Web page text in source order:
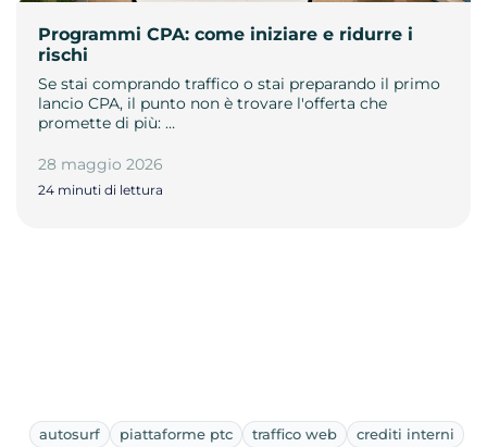
Programmi CPA: come iniziare e ridurre i
rischi
Se stai comprando traffico o stai preparando il primo
lancio CPA, il punto non è trovare l'offerta che
promette di più: …
28 maggio 2026
24 minuti di lettura
autosurf piattaforme ptc traffico web crediti interni